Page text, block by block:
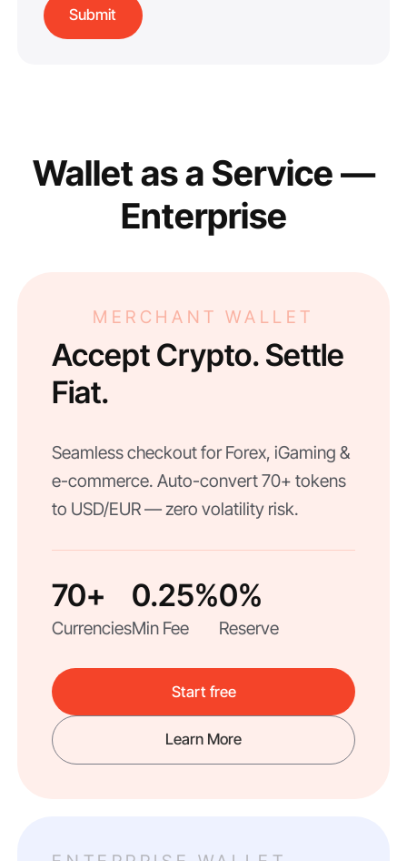
Wallet as a Service —
Enterprise
MERCHANT WALLET
Accept Crypto. Settle
Fiat.
Seamless checkout for Forex, iGaming &
e-commerce. Auto-convert 70+ tokens
to USD/EUR — zero volatility risk.
70+
Currencies
0.25%
Min Fee
0%
Reserve
Start free
Learn More